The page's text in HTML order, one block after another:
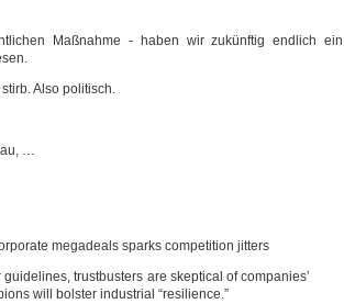
Maß­nah­me - haben wir zukünf­tig end­lich ein
Also politisch.
…
mega­deals sparks com­pe­ti­ti­on jitters
gui­de­li­nes, trust­bus­ters are skep­ti­cal of com­pa­nies’
will bols­ter indus­tri­al “resi­li­en­ce.”